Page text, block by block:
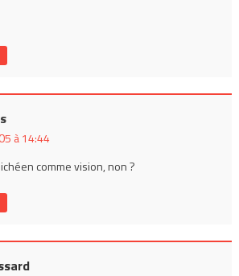
à 14:44
comme vision, non ?